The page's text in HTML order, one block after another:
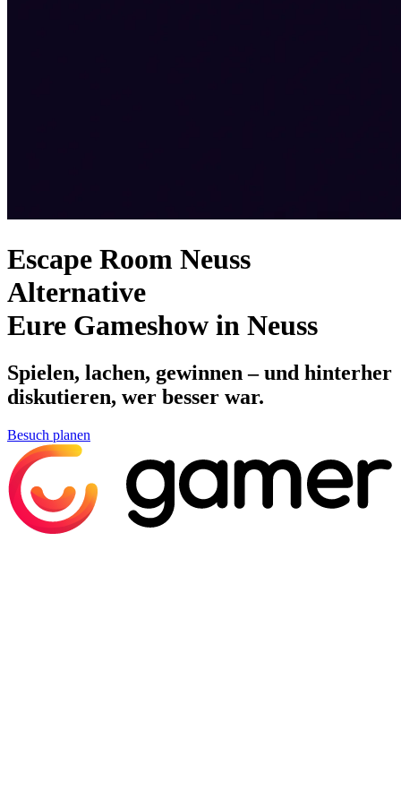
Escape Room Neuss
Alternative
Eure Gameshow in Neuss
Spielen, lachen, gewinnen – und hinterher
diskutieren, wer besser war.
Besuch planen